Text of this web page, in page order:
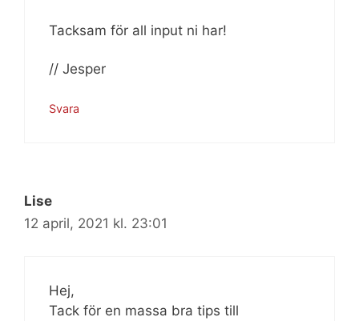
Tacksam för all input ni har!
// Jesper
Svara
Lise
12 april, 2021 kl. 23:01
Hej,
Tack för en massa bra tips till